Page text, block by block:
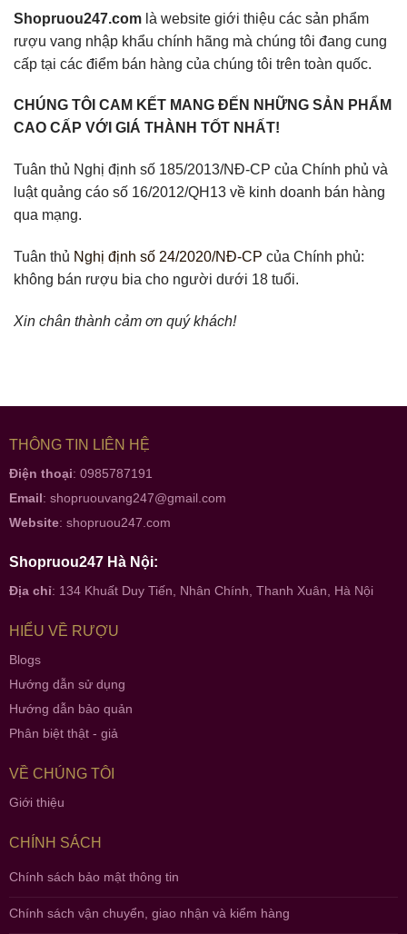
Shopruou247.com là website giới thiệu các sản phẩm
rượu vang nhập khẩu chính hãng mà chúng tôi đang cung
cấp tại các điểm bán hàng của chúng tôi trên toàn quốc.
CHÚNG TÔI CAM KẾT MANG ĐẾN NHỮNG SẢN PHẨM
CAO CẤP VỚI GIÁ THÀNH TỐT NHẤT!
Tuân thủ Nghị định số 185/2013/NĐ-CP của Chính phủ và
luật quảng cáo số 16/2012/QH13 về kinh doanh bán hàng
qua mạng.
Tuân thủ Nghị định số 24/2020/NĐ-CP của Chính phủ:
không bán rượu bia cho người dưới 18 tuổi.
Xin chân thành cảm ơn quý khách!
THÔNG TIN LIÊN HỆ
Điện thoại: 0985787191
Email: shopruouvang247@gmail.com
Website: shopruou247.com
Shopruou247 Hà Nội:
Địa chỉ: 134 Khuất Duy Tiến, Nhân Chính, Thanh Xuân, Hà Nội
HIỂU VỀ RƯỢU
Blogs
Hướng dẫn sử dụng
Hướng dẫn bảo quản
Phân biệt thật - giả
VỀ CHÚNG TÔI
Giới thiệu
CHÍNH SÁCH
Chính sách bảo mật thông tin
Chính sách vận chuyển, giao nhận và kiểm hàng